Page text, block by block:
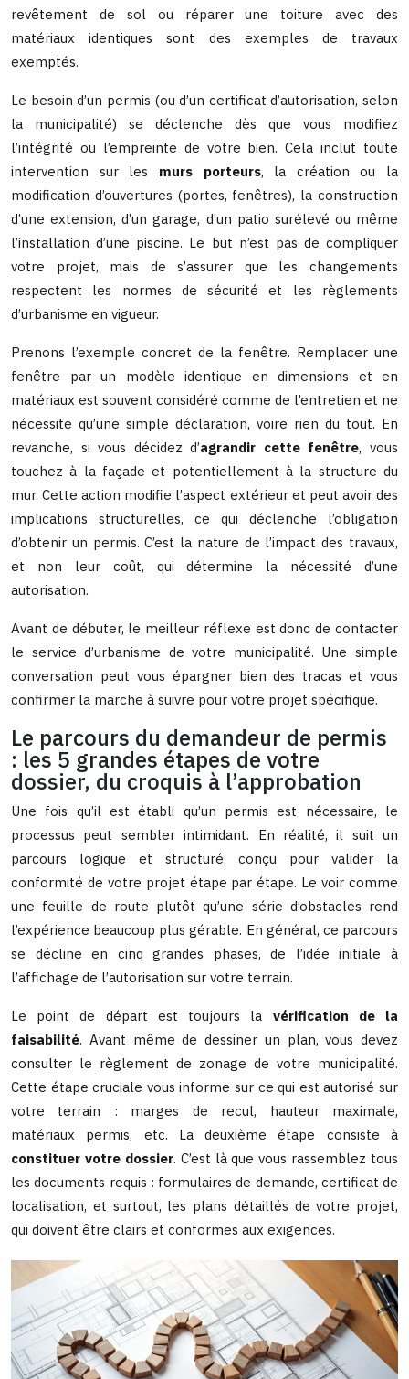
revêtement de sol ou réparer une toiture avec des
matériaux identiques sont des exemples de travaux
exemptés.
Le besoin d’un permis (ou d’un certificat d’autorisation, selon
la municipalité) se déclenche dès que vous modifiez
l’intégrité ou l’empreinte de votre bien. Cela inclut toute
intervention sur les murs porteurs, la création ou la
modification d’ouvertures (portes, fenêtres), la construction
d’une extension, d’un garage, d’un patio surélevé ou même
l’installation d’une piscine. Le but n’est pas de compliquer
votre projet, mais de s’assurer que les changements
respectent les normes de sécurité et les règlements
d’urbanisme en vigueur.
Prenons l’exemple concret de la fenêtre. Remplacer une
fenêtre par un modèle identique en dimensions et en
matériaux est souvent considéré comme de l’entretien et ne
nécessite qu’une simple déclaration, voire rien du tout. En
revanche, si vous décidez d’agrandir cette fenêtre, vous
touchez à la façade et potentiellement à la structure du
mur. Cette action modifie l’aspect extérieur et peut avoir des
implications structurelles, ce qui déclenche l’obligation
d’obtenir un permis. C’est la nature de l’impact des travaux,
et non leur coût, qui détermine la nécessité d’une
autorisation.
Avant de débuter, le meilleur réflexe est donc de contacter
le service d’urbanisme de votre municipalité. Une simple
conversation peut vous épargner bien des tracas et vous
confirmer la marche à suivre pour votre projet spécifique.
Le parcours du demandeur de permis
: les 5 grandes étapes de votre
dossier, du croquis à l’approbation
Une fois qu’il est établi qu’un permis est nécessaire, le
processus peut sembler intimidant. En réalité, il suit un
parcours logique et structuré, conçu pour valider la
conformité de votre projet étape par étape. Le voir comme
une feuille de route plutôt qu’une série d’obstacles rend
l’expérience beaucoup plus gérable. En général, ce parcours
se décline en cinq grandes phases, de l’idée initiale à
l’affichage de l’autorisation sur votre terrain.
Le point de départ est toujours la vérification de la
faisabilité. Avant même de dessiner un plan, vous devez
consulter le règlement de zonage de votre municipalité.
Cette étape cruciale vous informe sur ce qui est autorisé sur
votre terrain : marges de recul, hauteur maximale,
matériaux permis, etc. La deuxième étape consiste à
constituer votre dossier. C’est là que vous rassemblez tous
les documents requis : formulaires de demande, certificat de
localisation, et surtout, les plans détaillés de votre projet,
qui doivent être clairs et conformes aux exigences.